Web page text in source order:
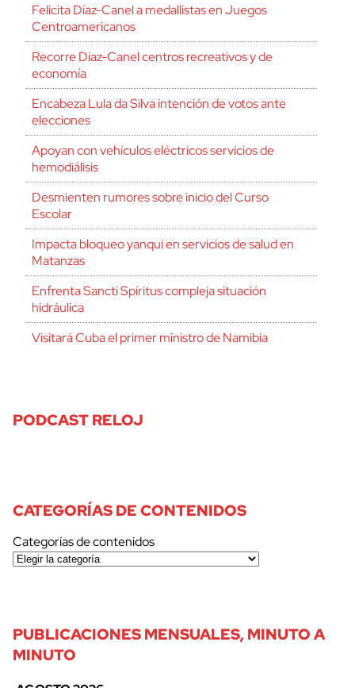
Felicita Díaz-Canel a medallistas en Juegos
Centroamericanos
Recorre Díaz-Canel centros recreativos y de
economía
Encabeza Lula da Silva intención de votos ante
elecciones
Apoyan con vehículos eléctricos servicios de
hemodiálisis
Desmienten rumores sobre inicio del Curso
Escolar
Impacta bloqueo yanqui en servicios de salud en
Matanzas
Enfrenta Sancti Spíritus compleja situación
hidráulica
Visitará Cuba el primer ministro de Namibia
PODCAST RELOJ
CATEGORÍAS DE CONTENIDOS
Categorías de contenidos
PUBLICACIONES MENSUALES, MINUTO A
MINUTO